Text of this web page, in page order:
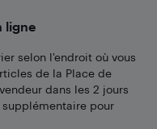
ligne
selon l'endroit où vous
de la Place de
dans les 2 jours
pour